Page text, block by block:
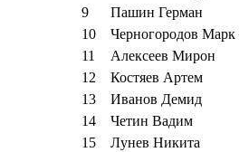
9
Пашин Герман
10
Черногородов Марк
11
Алексеев Мирон
12
Костяев Артем
13
Иванов Демид
14
Четин Вадим
15
Лунев Никита